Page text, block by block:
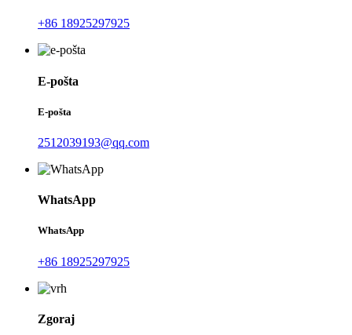
+86 18925297925
E-pošta
E-pošta
2512039193@qq.com
WhatsApp
WhatsApp
+86 18925297925
Zgoraj